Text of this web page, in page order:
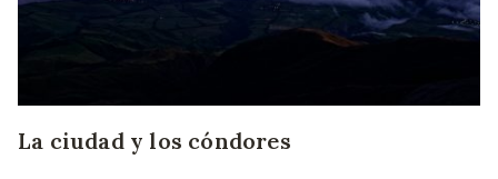
La ciudad y los cóndores